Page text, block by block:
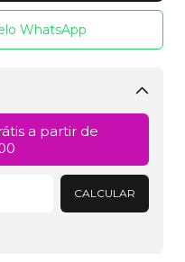
WhatsApp
a partir de
CALCULAR